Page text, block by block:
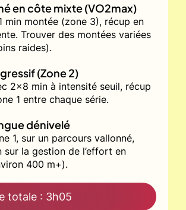
en côte mixte (VO2max)
min montée (zone 3), récup en
Trouver des montées variées
raides).
(Zone 2)
2x8 min à intensité seuil, récup
1 entre chaque série.
dénivelé
1, sur un parcours vallonné,
sur la gestion de l’effort en
400 m+).
totale : 3h05